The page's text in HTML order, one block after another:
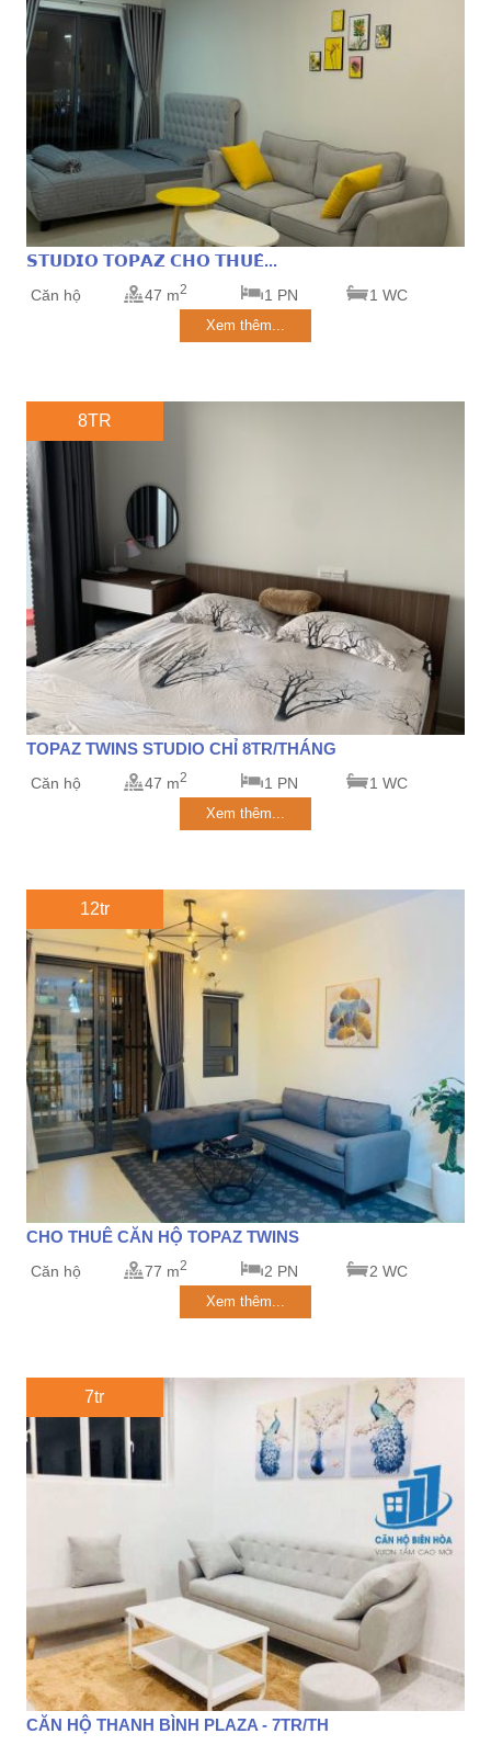
𝗦𝗧𝗨𝗗𝗜𝗢 𝗧𝗢𝗣𝗔𝗭 𝗖𝗛𝗢 𝗧𝗛𝗨𝗘̂...
Căn hộ 47 m2 1 PN 1 WC
Xem thêm...
8TR
TOPAZ TWINS STUDIO CHỈ 8TR/THÁNG
Căn hộ 47 m2 1 PN 1 WC
Xem thêm...
12tr
CHO THUÊ CĂN HỘ TOPAZ TWINS
Căn hộ 77 m2 2 PN 2 WC
Xem thêm...
7tr
CĂN HỘ THANH BÌNH PLAZA - 7TR/TH